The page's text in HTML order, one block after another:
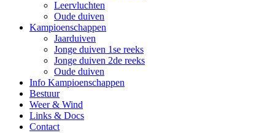
Leervluchten
Oude duiven
Kampioenschappen
Jaarduiven
Jonge duiven 1se reeks
Jonge duiven 2de reeks
Oude duiven
Info Kampioenschappen
Bestuur
Weer & Wind
Links & Docs
Contact